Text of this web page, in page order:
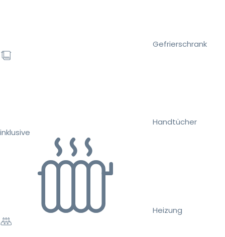
Gefrierschrank
Handtücher
inklusive
Heizung